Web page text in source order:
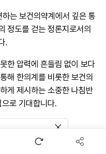
는 보건의약계에서 깊은 통
정도를 걷는 정론지로서의
.
한 압력에 흔들림 없이 보다
해 한의계를 비롯한 보건의
게 제시하는 소중한 나침반
로 기대합니다.